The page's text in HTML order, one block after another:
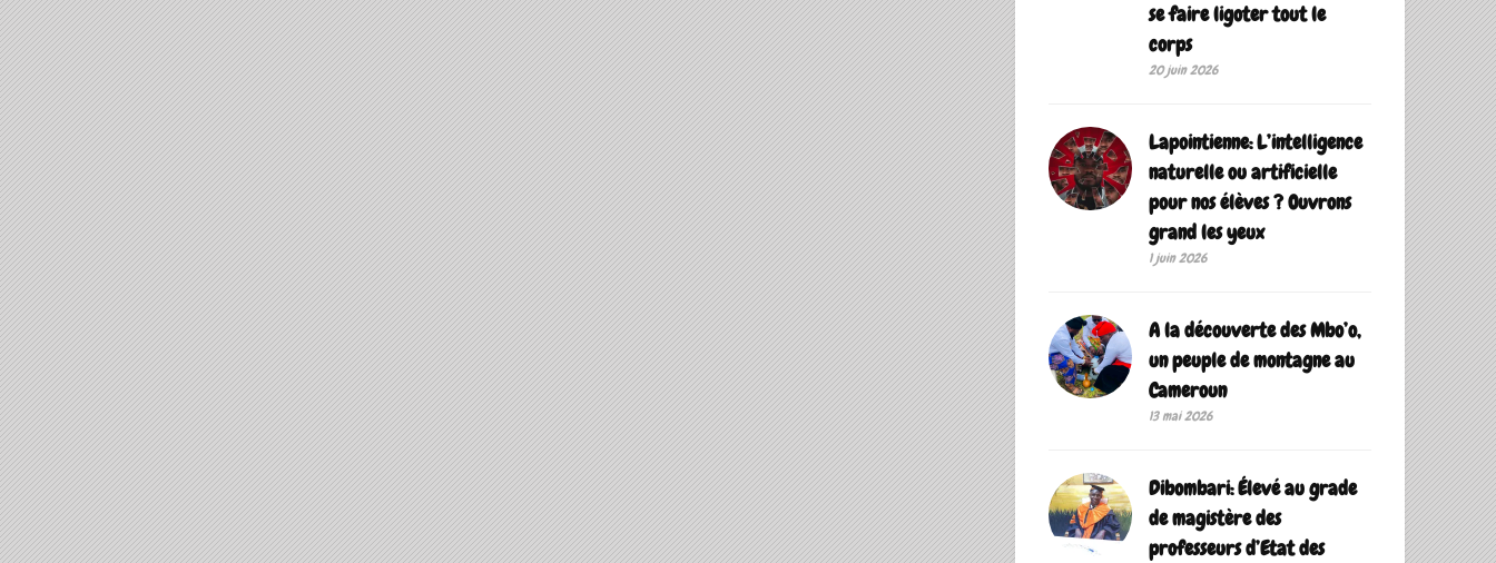
se faire ligoter tout le
corps
20 juin 2026
Lapointienne: L’intelligence
naturelle ou artificielle
pour nos élèves ? Ouvrons
grand les yeux
1 juin 2026
A la découverte des Mbo’o,
un peuple de montagne au
Cameroun
13 mai 2026
Dibombari: Élevé au grade
de magistère des
professeurs d’Etat des